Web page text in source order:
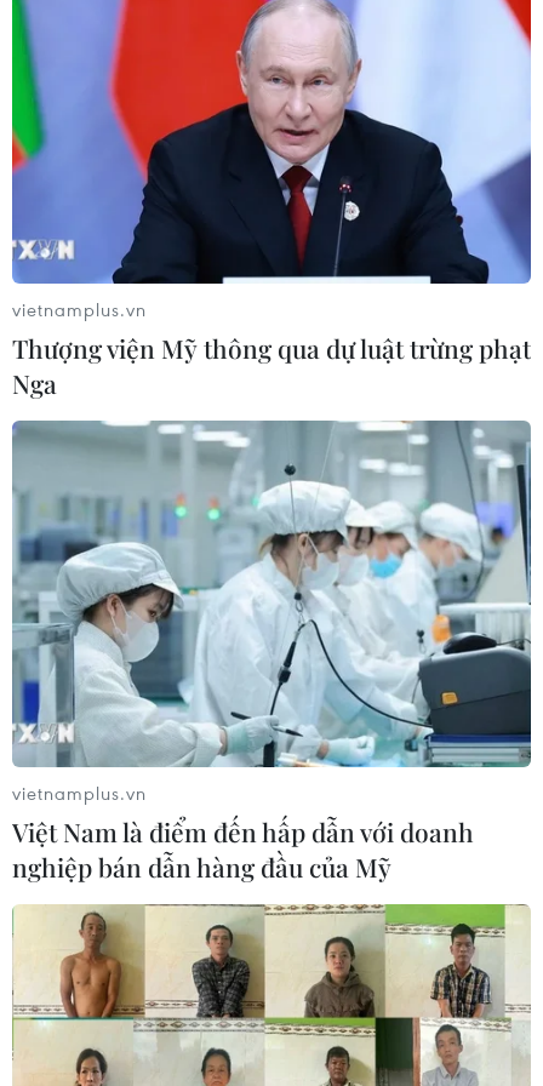
cần góp phần quan trọng trong việc kết hợp sức mạnh
dân tộc và sức mạnh thời đại, kết hợp giữa đối ngoại
Đảng, ngoại giao Nhà nước...
Trao giải thưởng toàn quốc về
thông tin đối ngoại
29/07/2020 02:31
Ban Tổ chức đã lựa chọn 175 tác phẩm xuất sắc để vinh
danh tại Lễ trao Giải thưởng toàn quốc về thông tin đối
ngoại lần thứ VI, gồm 18 giải Nhất, 33 giải Nhì, 44 giải
Ba và 80 giải Khuyến khích.
vietnamplus.vn
Thượng viện Mỹ thông qua dự luật trừng phạt
Nga
vietnamplus.vn
Việt Nam là điểm đến hấp dẫn với doanh
nghiệp bán dẫn hàng đầu của Mỹ